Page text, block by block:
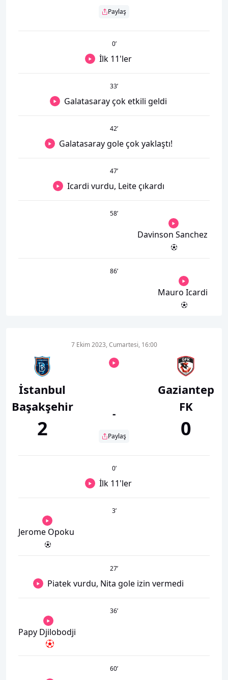
Paylaş
0’
İlk 11'ler
33’
Galatasaray çok etkili geldi
42’
Galatasaray gole çok yaklaştı!
47’
Icardi vurdu, Leite çıkardı
58’
Davinson Sanchez
86’
Mauro Icardi
İstanbul
Başakşehir
2
7 Ekim 2023, Cumartesi, 16:00
-
Paylaş
Gaziantep
FK
0
0’
İlk 11'ler
3’
Jerome Opoku
27’
Piatek vurdu, Nita gole izin vermedi
36’
Papy Djilobodji
60’